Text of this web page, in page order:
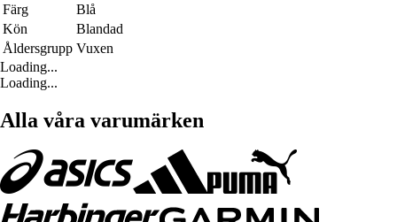
Färg
Blå
Kön
Blandad
Åldersgrupp Vuxen
Loading...
Loading...
Alla våra varumärken